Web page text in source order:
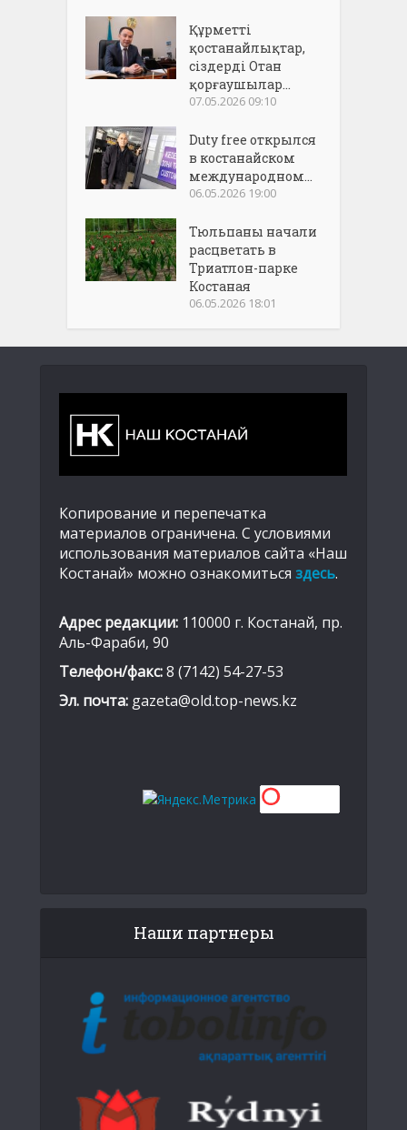
Құрметті
қостанайлықтар,
сіздерді Отан
қорғаушылар...
07.05.2026 09:10
Duty free открылся
в костанайском
международном...
06.05.2026 19:00
Тюльпаны начали
расцветать в
Триатлон-парке
Костаная
06.05.2026 18:01
Копирование и перепечатка
материалов ограничена. С условиями
использования материалов сайта «Наш
Костанай» можно ознакомиться здесь.
Адрес редакции: 110000 г. Костанай, пр.
Аль-Фараби, 90
Телефон/факс:8 (7142) 54-27-53
Эл. почта: gazeta@old.top-news.kz
Наши партнеры